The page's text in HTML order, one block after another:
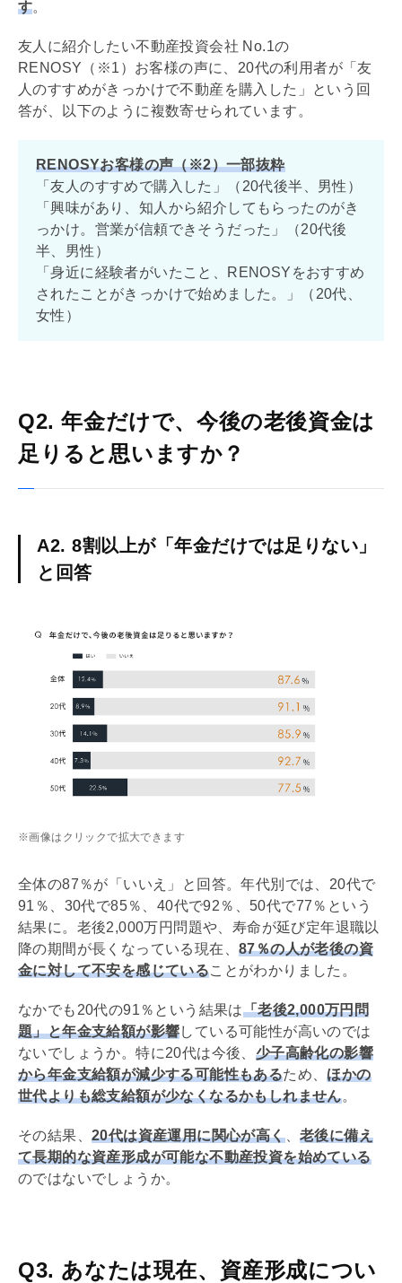
す。
友人に紹介したい不動産投資会社 No.1の
RENOSY（※1）お客様の声に、20代の利用者が「友
人のすすめがきっかけで不動産を購入した」という回
答が、以下のように複数寄せられています。
RENOSYお客様の声（※2）一部抜粋
「友人のすすめで購入した」（20代後半、男性）
「興味があり、知人から紹介してもらったのがき
っかけ。営業が信頼できそうだった」（20代後
半、男性）
「身近に経験者がいたこと、RENOSYをおすすめ
されたことがきっかけで始めました。」（20代、
女性）
Q2. 年金だけで、今後の老後資金は
足りると思いますか？
A2. 8割以上が「年金だけでは足りない」
と回答
※画像はクリックで拡大できます
全体の87％が「いいえ」と回答。年代別では、20代で
91％、30代で85％、40代で92％、50代で77％という
結果に。老後2,000万円問題や、寿命が延び定年退職以
降の期間が長くなっている現在、 87％の人が老後の資
金に対して不安を感じていることがわかりました。
なかでも20代の91％という結果は「老後2,000万円問
題」と年金支給額が影響している可能性が高いのでは
ないでしょうか。特に20代は今後、 少子高齢化の影響
から年金支給額が減少する可能性もあるため、ほかの
世代よりも総支給額が少なくなるかもしれません。
その結果、 20代は資産運用に関心が高く、老後に備え
て長期的な資産形成が可能な不動産投資を始めている
のではないでしょうか。
Q3. あなたは現在、資産形成につい